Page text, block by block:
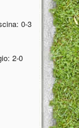
0-3
2-0